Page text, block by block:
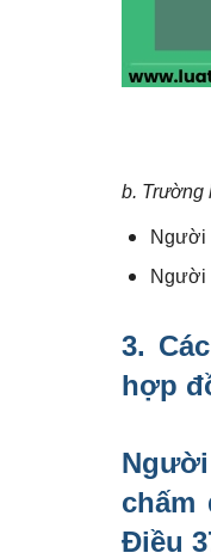
b. Trường
Người
Người
3.
hợp
Điều